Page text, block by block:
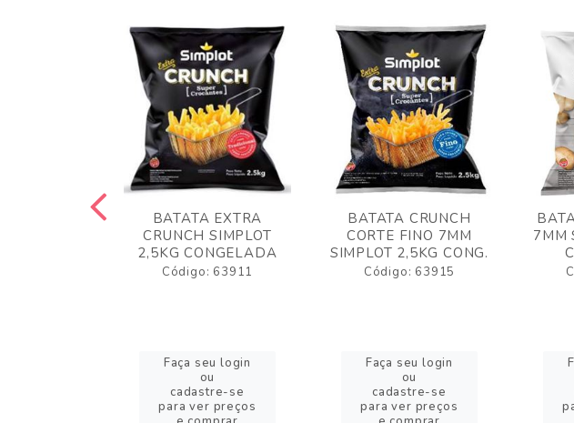
BATATA EXTRA
CRUNCH SIMPLOT
2,5KG CONGELADA
Código: 63911
Faça seu login
ou
cadastre-se
para ver preços
BATATA CRUNCH
CORTE FINO 7MM
SIMPLOT 2,5KG CONG.
Código: 63915
Faça seu login
ou
cadastre-se
para ver preços
7MM